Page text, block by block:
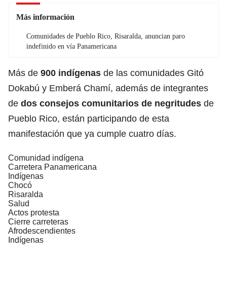
Más información
Comunidades de Pueblo Rico, Risaralda, anuncian paro
indefinido en vía Panamericana
Más de 900 indígenas de las comunidades Gitó
Dokabú y Emberá Chamí, además de integrantes
de dos consejos comunitarios de negritudes de
Pueblo Rico, están participando de esta
manifestación que ya cumple cuatro días.
Comunidad indígena
Carretera Panamericana
Indígenas
Chocó
Risaralda
Salud
Actos protesta
Cierre carreteras
Afrodescendientes
Indígenas